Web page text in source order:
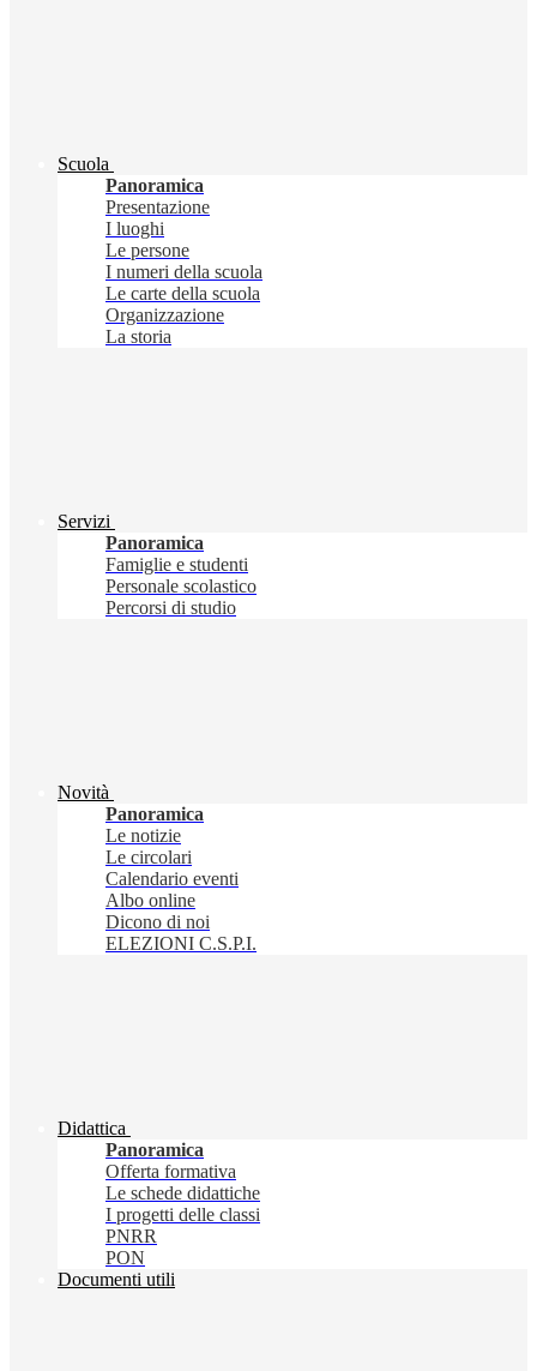
Scuola
Panoramica
Presentazione
I luoghi
Le persone
I numeri della scuola
Le carte della scuola
Organizzazione
La storia
Servizi
Panoramica
Famiglie e studenti
Personale scolastico
Percorsi di studio
Novità
Panoramica
Le notizie
Le circolari
Calendario eventi
Albo online
Dicono di noi
ELEZIONI C.S.P.I.
Didattica
Panoramica
Offerta formativa
Le schede didattiche
I progetti delle classi
PNRR
PON
Documenti utili